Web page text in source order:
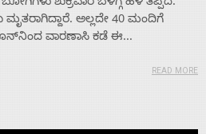
ಅಲ್ಲದೇ 40 ಮಂದಿಗೆ
ವಾರಣಾಸಿ ಕಡೆ ಈ...
READ MORE